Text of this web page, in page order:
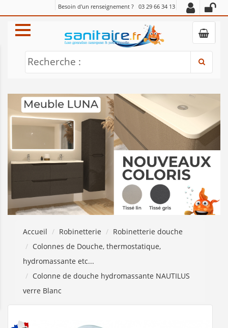
Besoin d'un renseignement ? 03 29 66 34 13
Recherche :
Accueil Robinetterie
Robinetterie douche
Colonnes de Douche, thermostatique,
hydromassante etc...
Colonne de douche hydromassante NAUTILUS
verre Blanc